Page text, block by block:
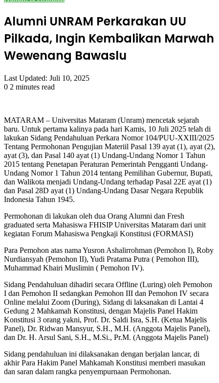
Alumni UNRAM Perkarakan UU
Pilkada, Ingin Kembalikan Marwah
Wewenang Bawaslu
Last Updated: Juli 10, 2025
0 2 minutes read
MATARAM – Universitas Mataram (Unram) mencetak sejarah
baru. Untuk pertama kalinya pada hari Kamis, 10 Juli 2025 telah di
lakukan Sidang Pendahuluan Perkara Nomor 104/PUU-XXIII/2025
Tentang Permohonan Pengujian Materiil Pasal 139 ayat (1), ayat (2),
ayat (3), dan Pasal 140 ayat (1) Undang-Undang Nomor 1 Tahun
2015 tentang Penetapan Peraturan Pemerintah Pengganti Undang-
Undang Nomor 1 Tahun 2014 tentang Pemilihan Gubernur, Bupati,
dan Walikota menjadi Undang-Undang terhadap Pasal 22E ayat (1)
dan Pasal 28D ayat (1) Undang-Undang Dasar Negara Republik
Indonesia Tahun 1945.
Permohonan di lakukan oleh dua Orang Alumni dan Fresh
graduated serta Mahasiswa FHISIP Universitas Mataram dari unit
kegiatan Forum Mahasiswa Pengkaji Konstitusi (FORMASI)
Para Pemohon atas nama Yusron Ashalirrohman (Pemohon I), Roby
Nurdiansyah (Pemohon II), Yudi Pratama Putra ( Pemohon III),
Muhammad Khairi Muslimin ( Pemohon IV).
Sidang Pendahuluan dihadiri secara Offline (Luring) oleh Pemohon
I dan Pemohon II sedangkan Pemohon III dan Pemohon IV secara
Online melalui Zoom (During), Sidang di laksanakan di Lantai 4
Gedung 2 Mahkamah Konstitusi, dengan Majelis Panel Hakim
Konstitusi 3 orang yakni, Prof. Dr. Saldi Isra, S.H. (Ketua Majelis
Panel), Dr. Ridwan Mansyur, S.H., M.H. (Anggota Majelis Panel),
dan Dr. H. Arsul Sani, S.H., M.Si., Pr.M. (Anggota Majelis Panel)
Sidang pendahuluan ini dilaksanakan dengan berjalan lancar, di
akhir Para Hakim Panel Mahkamah Konstitusi memberi masukan
dan saran dalam rangka penyempurnaan Permohonan.